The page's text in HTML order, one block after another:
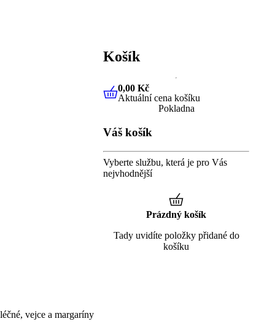
vejce a margaríny
Košík
0,00 KčAktuální cena košíku
0,00 Kč
Aktuální cena košíku
Pokladna
Váš košík
Vyberte službu, která je pro Vás
nejvhodnější
Prázdný košík
Tady uvidíte položky přidané do
košíku